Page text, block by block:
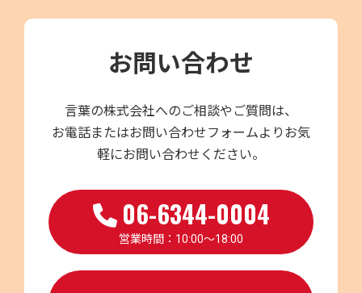
お問い合わせ
言葉の株式会社へのご相談やご質問は、
お電話またはお問い合わせフォームよりお気
軽にお問い合わせください。
06-6344-0004
営業時間：10:00～18:00